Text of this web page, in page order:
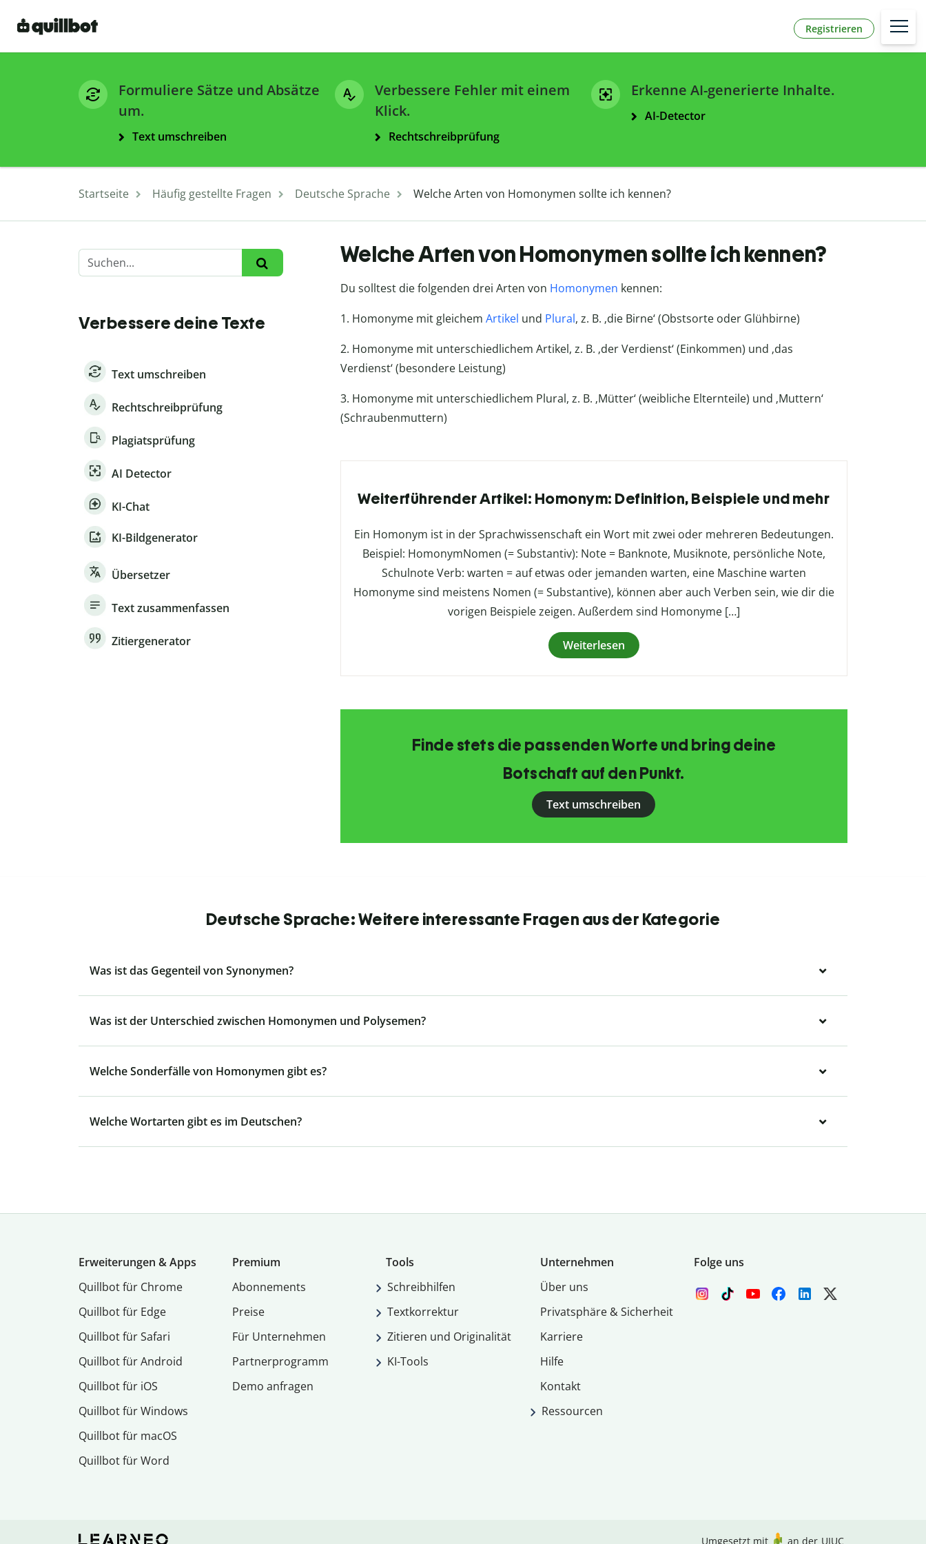
Registrieren
Formuliere Sätze und Absätze
um.
Text umschreiben
Verbessere Fehler mit einem
Klick.
Rechtschreibprüfung
Erkenne AI-generierte Inhalte.
AI-Detector
Startseite Häufig gestellte Fragen Deutsche Sprache Welche Arten von Homonymen sollte ich kennen?
Verbessere deine Texte
Text umschreiben
Rechtschreibprüfung
Plagiatsprüfung
AI Detector
KI-Chat
KI-Bildgenerator
Übersetzer
Text zusammenfassen
Zitiergenerator
Welche Arten von Homonymen sollte ich kennen?
Du solltest die folgenden drei Arten von Homonymen kennen:
1. Homonyme mit gleichem Artikel und Plural, z. B. ‚die Birne‘ (Obstsorte oder Glühbirne)
2. Homonyme mit unterschiedlichem Artikel, z. B. ‚der Verdienst‘ (Einkommen) und ‚das
Verdienst‘ (besondere Leistung)
3. Homonyme mit unterschiedlichem Plural, z. B. ‚Mütter‘ (weibliche Elternteile) und ‚Muttern‘
(Schraubenmuttern)
Weiterführender Artikel: Homonym: Definition, Beispiele und mehr
Ein Homonym ist in der Sprachwissenschaft ein Wort mit zwei oder mehreren Bedeutungen.
Beispiel: HomonymNomen (= Substantiv): Note = Banknote, Musiknote, persönliche Note,
Schulnote Verb: warten = auf etwas oder jemanden warten, eine Maschine warten
Homonyme sind meistens Nomen (= Substantive), können aber auch Verben sein, wie dir die
vorigen Beispiele zeigen. Außerdem sind Homonyme […]
Weiterlesen
Finde stets die passenden Worte und bring deine
Botschaft auf den Punkt.
Text umschreiben
Deutsche Sprache: Weitere interessante Fragen aus der Kategorie
Was ist das Gegenteil von Synonymen?
Was ist der Unterschied zwischen Homonymen und Polysemen?
Welche Sonderfälle von Homonymen gibt es?
Welche Wortarten gibt es im Deutschen?
Erweiterungen & Apps
Quillbot für Chrome
Quillbot für Edge
Quillbot für Safari
Quillbot für Android
Quillbot für iOS
Quillbot für Windows
Quillbot für macOS
Quillbot für Word
Premium
Abon­ne­ments
Preise
Für Unternehmen
Partnerprogramm
Demo anfragen
Tools
Schreibhilfen
Textkorrektur
Zitieren und Originalität
KI-Tools
Unternehmen
Über uns
Privatsphäre & Sicherheit
Karriere
Hilfe
Kontakt
Ressourcen
Folge uns
Umgesetzt mit an der UIUC